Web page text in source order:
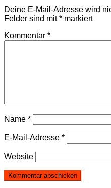
Deine E-Mail-Adresse wird
Felder sind mit* markiert
Kommentar *
Name *
E-Mail-Adresse *
Website